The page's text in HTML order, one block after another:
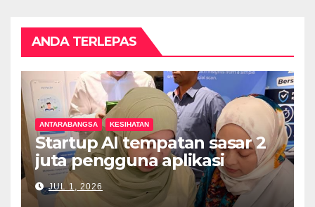
ANDA TERLEPAS
ANTARABANGSA KESIHATAN
Startup AI tempatan sasar 2
juta pengguna aplikasi
kesihatan digital MyMedix
dalam tempoh setahun
JUL 1, 2026